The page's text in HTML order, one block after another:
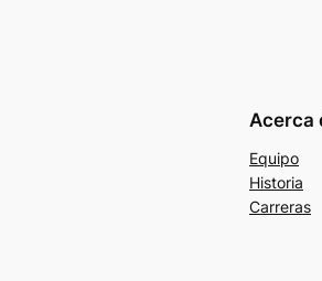
Acerca
Equipo
Historia
Carreras